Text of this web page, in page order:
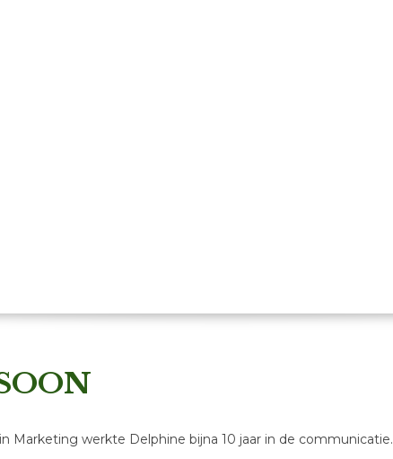
Marketing werkte Delphine bijna 10 jaar in de communicatie.